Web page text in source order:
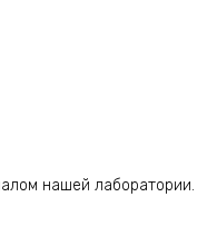
исследование,
нашей лаборатории.